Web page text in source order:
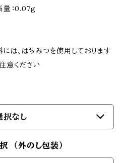
量：0.07g
には、はちみつを使用しております
意ください
択なし
（外のし包装）